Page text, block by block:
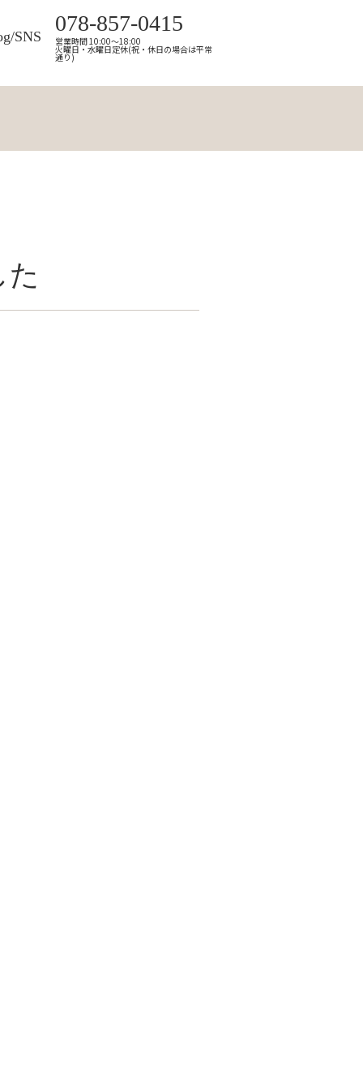
SNS
078-857-0415
営業時間 10:00～18:00
火曜日・水曜日定休(祝・休日の場合は平常
通り)
た